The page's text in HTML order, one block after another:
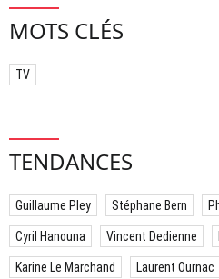
MOTS CLÉS
TV
TENDANCES
Guillaume Pley Stéphane Bern
Cyril Hanouna Vincent Dedienne
Karine Le Marchand Laurent Ournac